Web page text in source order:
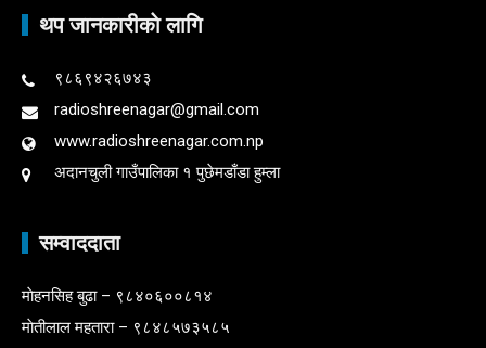
थप जानकारीकाे लागि
९८६९४२६७४३
radioshreenagar@gmail.com
www.radioshreenagar.com.np
अदानचुली गाउँपालिका १ पुछेमडाँडा हुम्ला
सम्वाददाता
माेहनसिह बुढा – ९८४०६००८१४
माेतीलाल महतारा – ९८४८५७३५८५